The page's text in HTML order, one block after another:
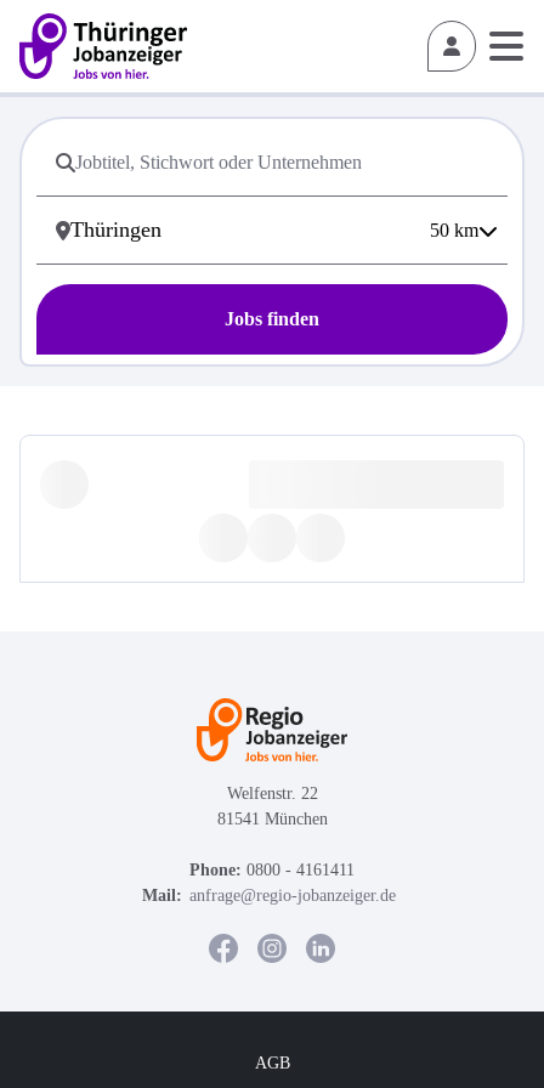
50 km
Jobs finden
Welfenstr. 22
81541 München
Phone: 0800 - 4161411
Mail: anfrage@regio-jobanzeiger.de
AGB